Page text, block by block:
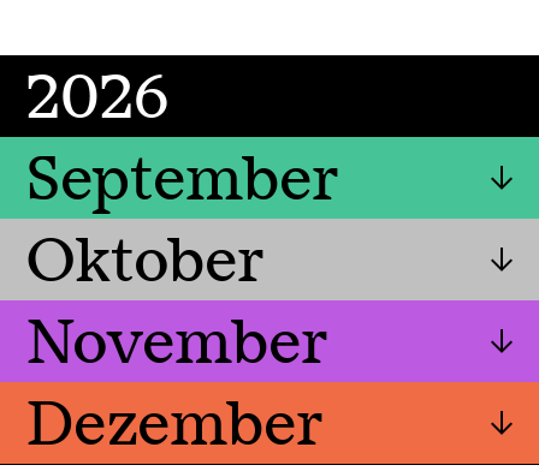
2026
September
Oktober
November
Dezember